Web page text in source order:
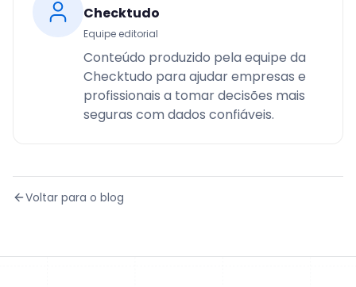
Checktudo
Equipe editorial
Conteúdo produzido pela equipe da
Checktudo para ajudar empresas e
profissionais a tomar decisões mais
seguras com dados confiáveis.
Voltar para o blog